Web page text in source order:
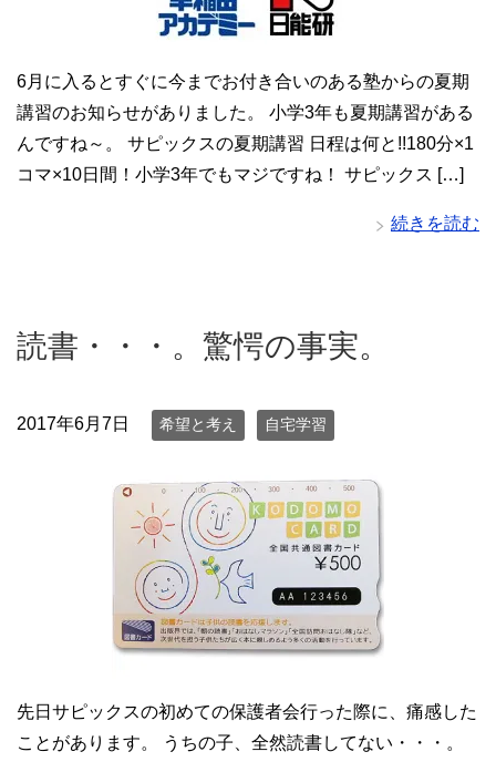
6月に入るとすぐに今までお付き合いのある塾からの夏期
講習のお知らせがありました。 小学3年も夏期講習がある
んですね～。 サピックスの夏期講習 日程は何と!!180分×1
コマ×10日間！小学3年でもマジですね！ サピックス […]
続きを読む
読書・・・。驚愕の事実。
2017年6月7日 希望と考え 自宅学習
先日サピックスの初めての保護者会行った際に、痛感した
ことがあります。 うちの子、全然読書してない・・・。